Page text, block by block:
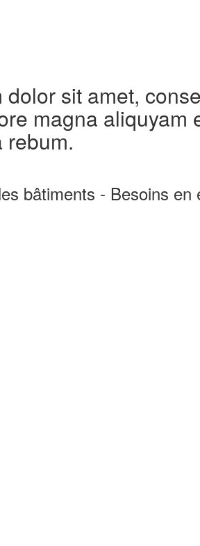
dolor sit amet,
magna aliquyam
rebum.
bâtiments - Besoins